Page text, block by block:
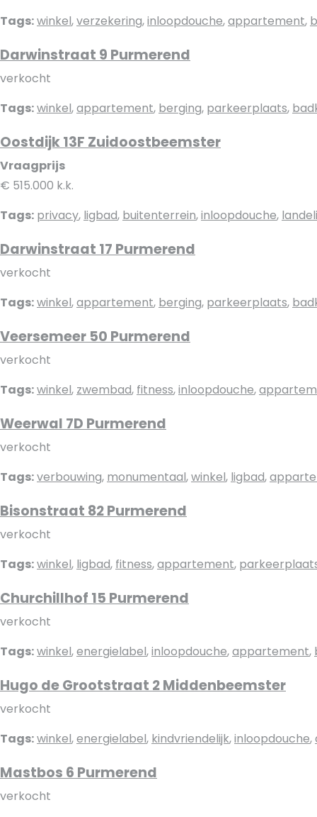
Tags:winkel,verzekering,inloopdouche,appartement,
Darwinstraat 9 Purmerend
verkocht
Tags:winkel,appartement, berging, parkeerplaats,
Oostdijk 13F Zuidoostbeemster
Vraagprijs
€ 515.000 k.k.
Tags: privacy, ligbad, buitenterrein,inloopdouche,
Darwinstraat 17 Purmerend
verkocht
Tags:winkel,appartement, berging, parkeerplaats,
Veersemeer 50 Purmerend
verkocht
Tags:winkel, zwembad, fitness,inloopdouche,
Weerwal 7D Purmerend
verkocht
Tags:verbouwing, monumentaal,winkel, ligbad,
Bisonstraat 82 Purmerend
verkocht
Tags:winkel, ligbad, fitness,appartement,
Churchillhof 15 Purmerend
verkocht
Tags:winkel,energielabel,inloopdouche,appartement,
Hugo de Grootstraat 2 Middenbeemster
verkocht
Tags:winkel,energielabel, kindvriendelijk,inloopdouche,
Mastbos 6 Purmerend
verkocht